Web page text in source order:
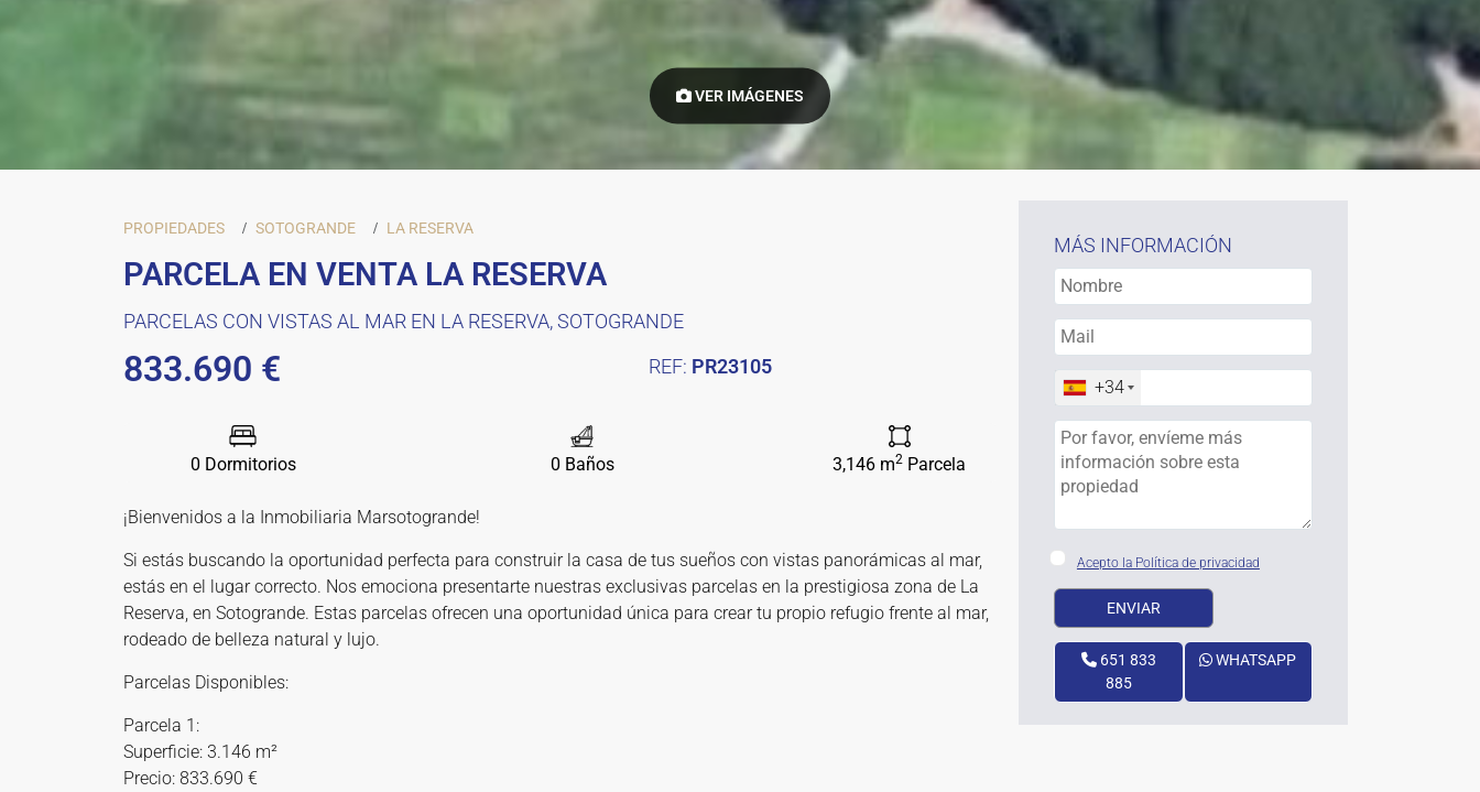
VER IMÁGENES
PROPIEDADES SOTOGRANDE LA RESERVA
PARCELA EN VENTA LA RESERVA
PARCELAS CON VISTAS AL MAR EN LA RESERVA, SOTOGRANDE
833.690 € REF: PR23105
0 Dormitorios 0 Baños 3,146 m2 Parcela
¡Bienvenidos a la Inmobiliaria Marsotogrande!
Si estás buscando la oportunidad perfecta para construir la casa de tus sueños con vistas panorámicas al mar,
estás en el lugar correcto. Nos emociona presentarte nuestras exclusivas parcelas en la prestigiosa zona de La
Reserva, en Sotogrande. Estas parcelas ofrecen una oportunidad única para crear tu propio refugio frente al mar,
rodeado de belleza natural y lujo.
Parcelas Disponibles:
Parcela 1:
Superficie: 3.146 m²
Precio: 833.690 €
MÁS INFORMACIÓN
+34
Acepto la Política de privacidad
651 833
885
WHATSAPP